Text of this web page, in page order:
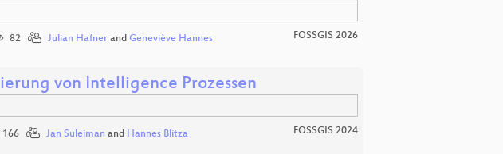
82 Julian Hafnerand Geneviève Hannes FOSSGIS 2026
von Intelligence Prozessen
166 Jan Suleiman and Hannes Blitza FOSSGIS 2024